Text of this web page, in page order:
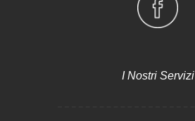
I Nostri Servizi